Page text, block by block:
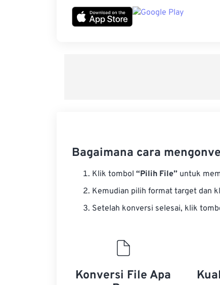
Bagaimana cara
Klik tombol “Pilih File” untuk
Kemudian pilih format target dan
Setelah konversi selesai, klik
Konversi File Apa